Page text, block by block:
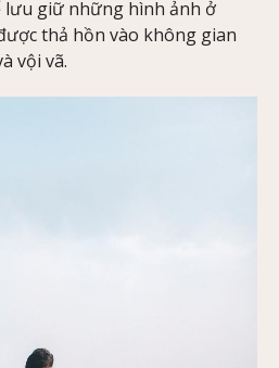
lưu giữ những hình ảnh ở
thả hồn vào không gian
vội vã.